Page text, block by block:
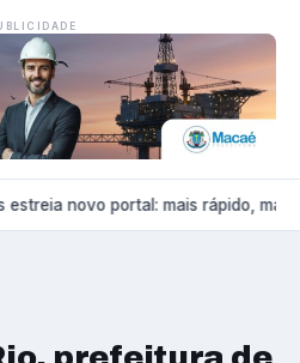
estreia novo portal: mais rápido, mais